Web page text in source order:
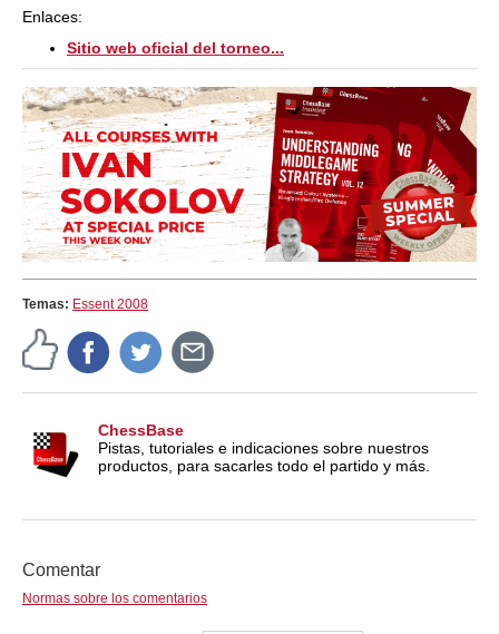
Enlaces:
Sitio web oficial del torneo...
Temas: Essent 2008
ChessBase
Pistas, tutoriales e indicaciones sobre nuestros
productos, para sacarles todo el partido y más.
Comentar
Normas sobre los comentarios